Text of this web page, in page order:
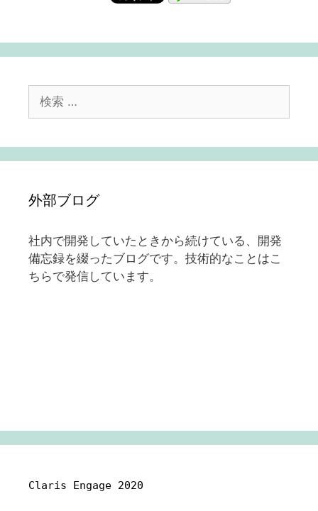
索:
外部ブログ
社内で開発していたときから続けている、開発
備忘録を綴ったブログです。技術的なことはこ
ちらで発信しています。
Claris Engage 2020